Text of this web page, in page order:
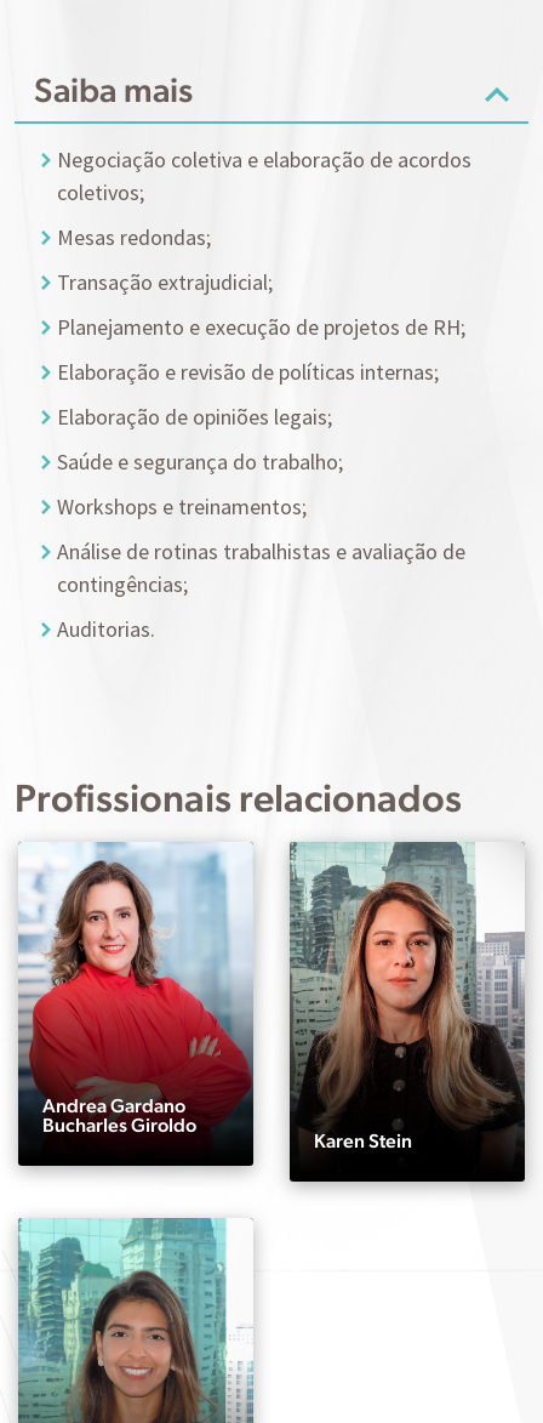
Saiba mais
Negociação coletiva e elaboração de acordos
coletivos;
Mesas redondas;
Transação extrajudicial;
Planejamento e execução de projetos de RH;
Elaboração e revisão de políticas internas;
Elaboração de opiniões legais;
Saúde e segurança do trabalho;
Workshops e treinamentos;
Análise de rotinas trabalhistas e avaliação de
contingências;
Auditorias.
Profissionais relacionados
Andrea Gardano
Bucharles Giroldo
Karen Stein